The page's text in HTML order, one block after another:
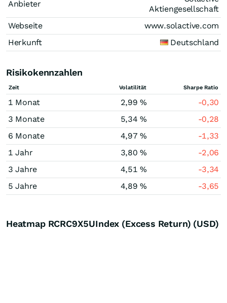
Anbieter
Aktiengesellschaft
Webseite
www.solactive.com
Herkunft
Deutschland
Risikokennzahlen
Zeit Volatilität Sharpe Ratio
1 Monat 2,99 %
-0,30
3 Monate
5,34 %
-0,28
6 Monate
4,97 %
-1,33
1 Jahr
3,80 %
-2,06
3 Jahre
4,51 %
-3,34
5 Jahre
4,89 % -3,65
Heatmap RCRC9X5UIndex (Excess Return) (USD)